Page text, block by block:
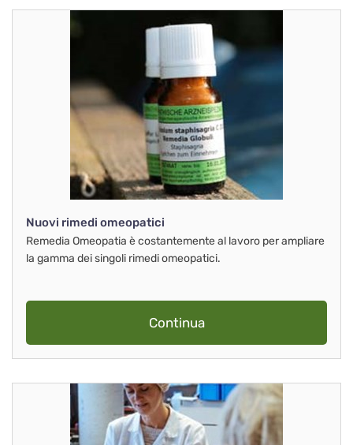
Nuovi rimedi omeopatici
Remedia Omeopatia è costantemente al lavoro per ampliare
la gamma dei singoli rimedi omeopatici.
Continua